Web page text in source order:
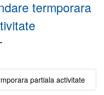
termporara
partiala activitate